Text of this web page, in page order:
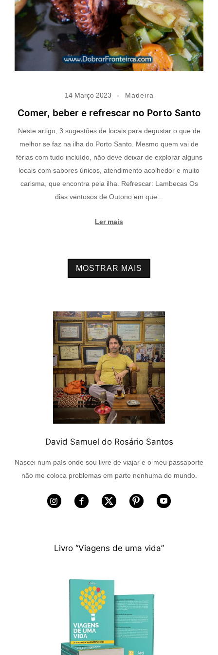
14 Março 2023 Madeira
Comer, beber e refrescar no Porto Santo
Neste artigo, 3 sugestões de locais para degustar o que de
melhor se faz na ilha do Porto Santo. Mesmo quem vai de
férias com tudo incluído, não deve deixar de explorar alguns
locais com sabores únicos, atendimento acolhedor e muito
carisma, que encontra pela ilha. Refrescar: Lambecas Os
dias ventosos de Outono em que...
Ler mais
MOSTRAR MAIS
David Samuel do Rosário Santos
Nascei num país onde sou livre de viajar e o meu passaporte
não me coloca problemas em parte nenhuma do mundo.
Livro “Viagens de uma vida”